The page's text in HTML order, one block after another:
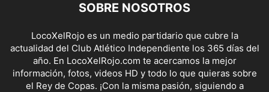
SOBRE NOSOTROS
LocoXelRojo es un medio partidario que cubre la
actualidad del Club Atlético Independiente los 365 días del
año. En LocoXelRojo.com te acercamos la mejor
información, fotos, videos HD y todo lo que quieras sobre
el Rey de Copas. ¡Con la misma pasión, siguiendo a